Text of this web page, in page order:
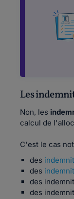
Les
Non, les
calcul de
C'est le cas
des
des
des
des